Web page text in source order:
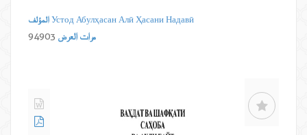
Устод Абулҳасан Алӣ Ҳасани Надавӣ
مرات العرض 94903